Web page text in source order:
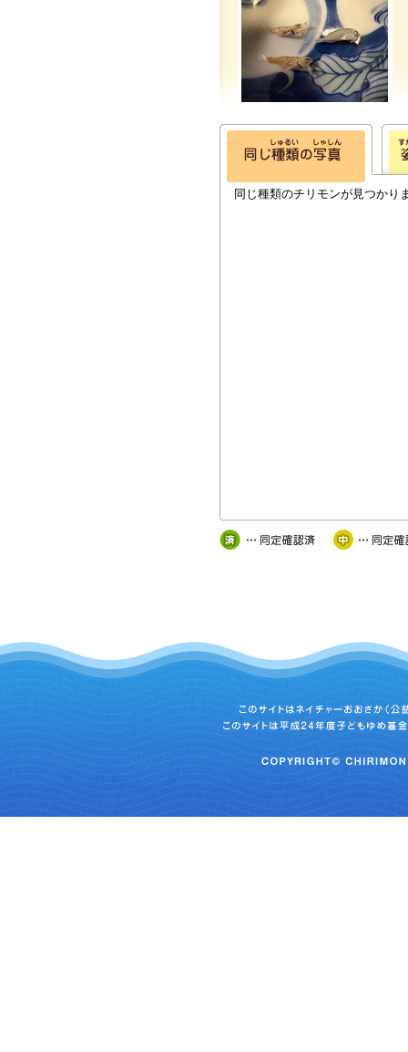
同じ種類のチリモンが見つかり